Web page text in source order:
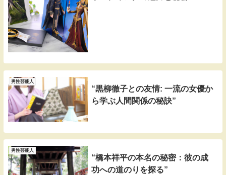
男性芸能人
“黒柳徹子との友情: 一流の女優か
ら学ぶ人間関係の秘訣”
男性芸能人
“橋本祥平の本名の秘密：彼の成
功への道のりを探る”